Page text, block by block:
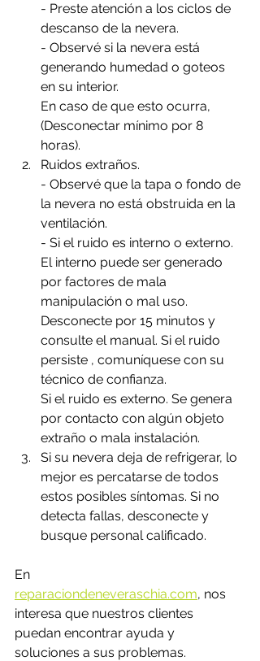
- Preste atención a los ciclos de
descanso de la nevera.
- Observé si la nevera está
generando humedad o goteos
en su interior.
En caso de que esto ocurra,
(Desconectar mínimo por 8
horas).
Ruidos extraños.
- Observé que la tapa o fondo de
la nevera no está obstruida en la
ventilación.
- Si el ruido es interno o externo.
El interno puede ser generado
por factores de mala
manipulación o mal uso.
Desconecte por 15 minutos y
consulte el manual. Si el ruido
persiste , comuníquese con su
técnico de confianza.
Si el ruido es externo. Se genera
por contacto con algún objeto
extraño o mala instalación.
Si su nevera deja de refrigerar, lo
mejor es percatarse de todos
estos posibles síntomas. Si no
detecta fallas, desconecte y
busque personal calificado.
En
reparaciondeneveraschia.com, nos
interesa que nuestros clientes
puedan encontrar ayuda y
soluciones a sus problemas.